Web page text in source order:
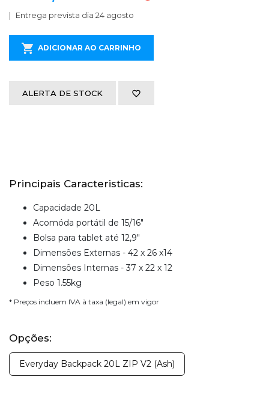
Entrega prevista dia 24 agosto
ADICIONAR AO CARRINHO
ALERTA DE STOCK
Principais Caracteristicas:
Capacidade 20L
Acomóda portátil de 15/16"
Bolsa para tablet até 12,9"
Dimensões Externas - 42 x 26 x14
Dimensões Internas - 37 x 22 x 12
Peso 1.55kg
* Preços incluem IVA à taxa (legal) em vigor
Opções:
Everyday Backpack 20L ZIP V2 (Ash)